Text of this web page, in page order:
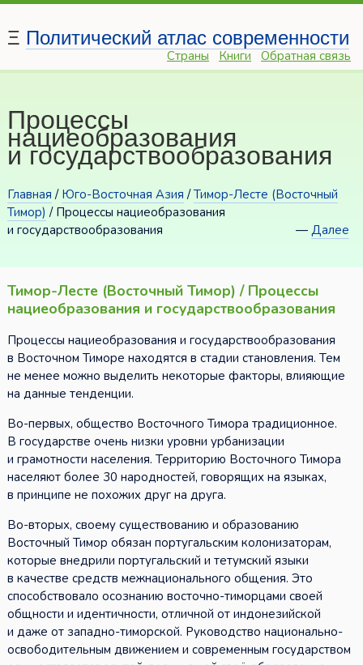
Ξ Политический атлас современности
Страны Книги Обратная связь
Процессы
нациеобразования
и государствообразования
Главная / Юго-Восточная Азия /Тимор-Лесте (Восточный
Тимор) / Процессы нациеобразования
и государствообразования
—Далее
Тимор-Лесте (Восточный Тимор) / Процессы
нациеобразования и государствообразования
Процессы нациеобразования и государствообразования
в Восточном Тиморе находятся в стадии становления. Тем
не менее можно выделить некоторые факторы, влияющие
на данные тенденции.
Во-первых, общество Восточного Тимора традиционное.
В государстве очень низки уровни урбанизации
и грамотности населения. Территорию Восточного Тимора
населяют более 30 народностей, говорящих на языках,
в принципе не похожих друг на друга.
Во-вторых, своему существованию и образованию
Восточный Тимор обязан португальским колонизаторам,
которые внедрили португальский и тетумский языки
в качестве средств межнационального общения. Это
способствовало осознанию восточно-тиморцами своей
общности и идентичности, отличной от индонезийской
и даже от западно-тиморской. Руководство национально-
освободительным движением и современным государством